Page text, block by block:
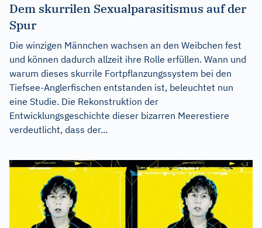
Dem skurrilen Sexualparasitismus auf der
Spur
Die winzigen Männchen wachsen an den Weibchen fest
und können dadurch allzeit ihre Rolle erfüllen. Wann und
warum dieses skurrile Fortpflanzungssystem bei den
Tiefsee-Anglerfischen entstanden ist, beleuchtet nun
eine Studie. Die Rekonstruktion der
Entwicklungsgeschichte dieser bizarren Meerestiere
verdeutlicht, dass der...